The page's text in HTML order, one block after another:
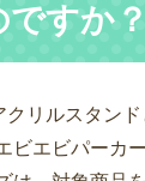
すか？
リルスタン
ビエビパーカ